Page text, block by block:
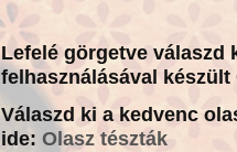
Lefelé görgetve válaszd
felhasználásával
Válaszd ki a kedvenc
ide: Olasz tészták